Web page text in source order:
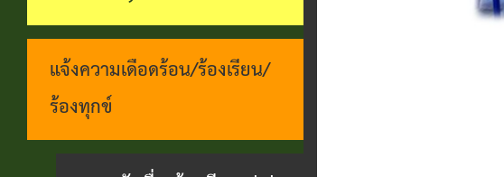
(E-
Service)
ผ่าน
เว็บไซต์
แจ้งความเดือดร้อน/ร้องเรียน/
ร้องทุกข์